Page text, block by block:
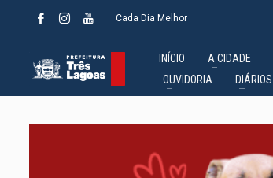
Cada Dia Melhor
INÍCIO A CIDADE
OUVIDORIA
DIÁRIOS